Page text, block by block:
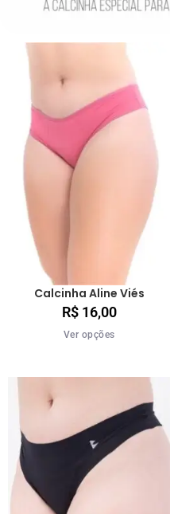
Calcinha Aline Viés
R$16,00
Ver opções